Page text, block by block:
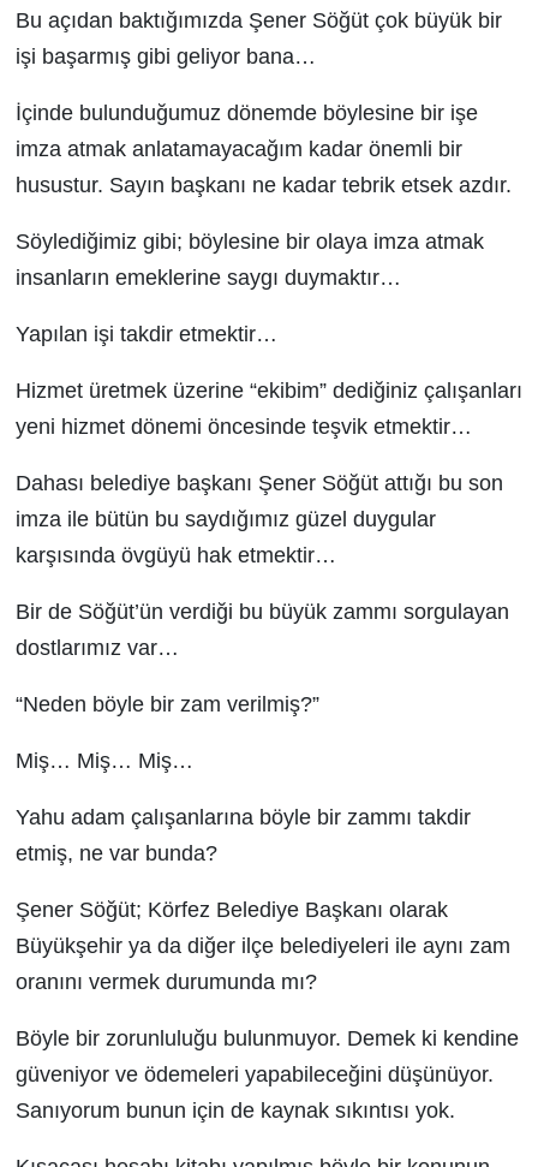
Bu açıdan baktığımızda Şener Söğüt çok büyük bir
işi başarmış gibi geliyor bana…
İçinde bulunduğumuz dönemde böylesine bir işe
imza atmak anlatamayacağım kadar önemli bir
husustur. Sayın başkanı ne kadar tebrik etsek azdır.
Söylediğimiz gibi; böylesine bir olaya imza atmak
insanların emeklerine saygı duymaktır…
Yapılan işi takdir etmektir…
Hizmet üretmek üzerine “ekibim” dediğiniz çalışanları
yeni hizmet dönemi öncesinde teşvik etmektir…
Dahası belediye başkanı Şener Söğüt attığı bu son
imza ile bütün bu saydığımız güzel duygular
karşısında övgüyü hak etmektir…
Bir de Söğüt’ün verdiği bu büyük zammı sorgulayan
dostlarımız var…
“Neden böyle bir zam verilmiş?”
Miş… Miş… Miş…
Yahu adam çalışanlarına böyle bir zammı takdir
etmiş, ne var bunda?
Şener Söğüt; Körfez Belediye Başkanı olarak
Büyükşehir ya da diğer ilçe belediyeleri ile aynı zam
oranını vermek durumunda mı?
Böyle bir zorunluluğu bulunmuyor. Demek ki kendine
güveniyor ve ödemeleri yapabileceğini düşünüyor.
Sanıyorum bunun için de kaynak sıkıntısı yok.